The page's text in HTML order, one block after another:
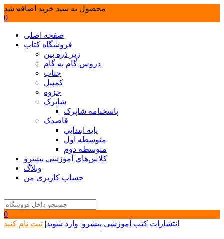
محصول به سبد خرید اضافه شد
0
صفحه اصلی
فروشگاه کتاب
زیر ذره بین
دروس گام به گام
جتاب
کمپبل
جزوه
شاپرک
پاسخنامه شاپرک
قاصدک
پايه ابتدايي
متوسطه اول
متوسطه دوم
كلاس‌هاي آموزشي پيشرو
وبلاگ
حساب کاربری من
0
انتشارات کتب آموزشی پیشرو| وارد شوید| ثبت نام کنید